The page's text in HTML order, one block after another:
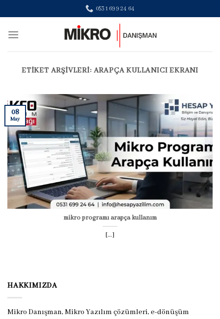
to
content
0531 699 24 64
ETIKET ARŞIVLERI: ARAPÇA KULLANICI EKRANI
mikro programı arapça kullanım
[...]
08
May
HAKKIMIZDA
Mikro Danışman, Mikro Yazılım çözümleri, e-dönüşüm